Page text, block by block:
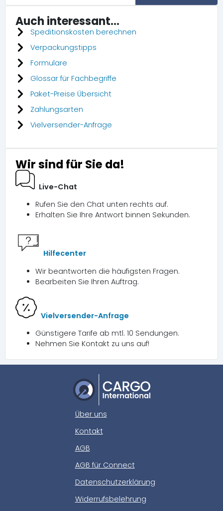
Auch interessant...
Speditionskosten berechnen
Verpackungstipps
Formulare
Glossar für Fachbegriffe
Paket-Preise Übersicht
Zahlungsarten
Vielversender-Anfrage
Wir sind für Sie da!
Live-Chat
Rufen Sie den Chat unten rechts auf.
Erhalten Sie Ihre Antwort binnen Sekunden.
Hilfecenter
Wir beantworten die häufigsten Fragen.
Bearbeiten Sie Ihren Auftrag.
Vielversender-Anfrage
Günstigere Tarife ab mtl. 10 Sendungen.
Nehmen Sie Kontakt zu uns auf!
Über uns
Kontakt
AGB
AGB für Connect
Datenschutzerklärung
Widerrufsbelehrung